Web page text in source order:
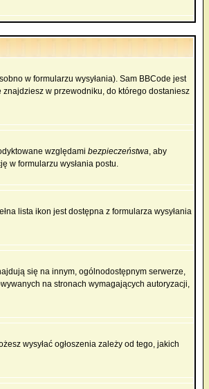
w formularzu wysyłania). Sam BBCode jest
w przewodniku, do którego dostaniesz
względami bezpieczeństwa, aby
w formularzu wysłania postu.
lista ikon jest dostępna z formularza wysyłania
się na innym, ogólnodostępnym serwerze,
na stronach wymagających autoryzacji,
wysyłać ogłoszenia zależy od tego, jakich